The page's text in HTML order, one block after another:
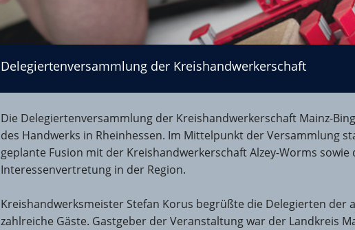
Delegiertenversammlung der Kreishandwerkerschaft
Die Delegiertenversammlung der Kreishandwerkerschaft Mainz-
des Handwerks in Rheinhessen. Im Mittelpunkt der Versammlung
geplante Fusion mit der Kreishandwerkerschaft Alzey-Worms
Interessenvertretung in der Region.
Kreishandwerksmeister Stefan Korus begrüßte die Delegierten der
zahlreiche Gäste. Gastgeber der Veranstaltung war der Landkreis